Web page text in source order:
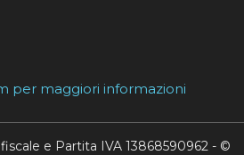
per maggiori informazioni
e Partita IVA 13868590962 - ©